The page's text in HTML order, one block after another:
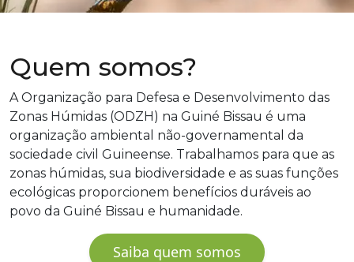
Quem somos?
A Organização para Defesa e Desenvolvimento das
Zonas Húmidas (ODZH) na Guiné Bissau é uma
organização ambiental não-governamental da
sociedade civil Guineense. Trabalhamos para que as
zonas húmidas, sua biodiversidade e as suas funções
ecológicas proporcionem benefícios duráveis ao
povo da Guiné Bissau e humanidade.
Saiba quem somos